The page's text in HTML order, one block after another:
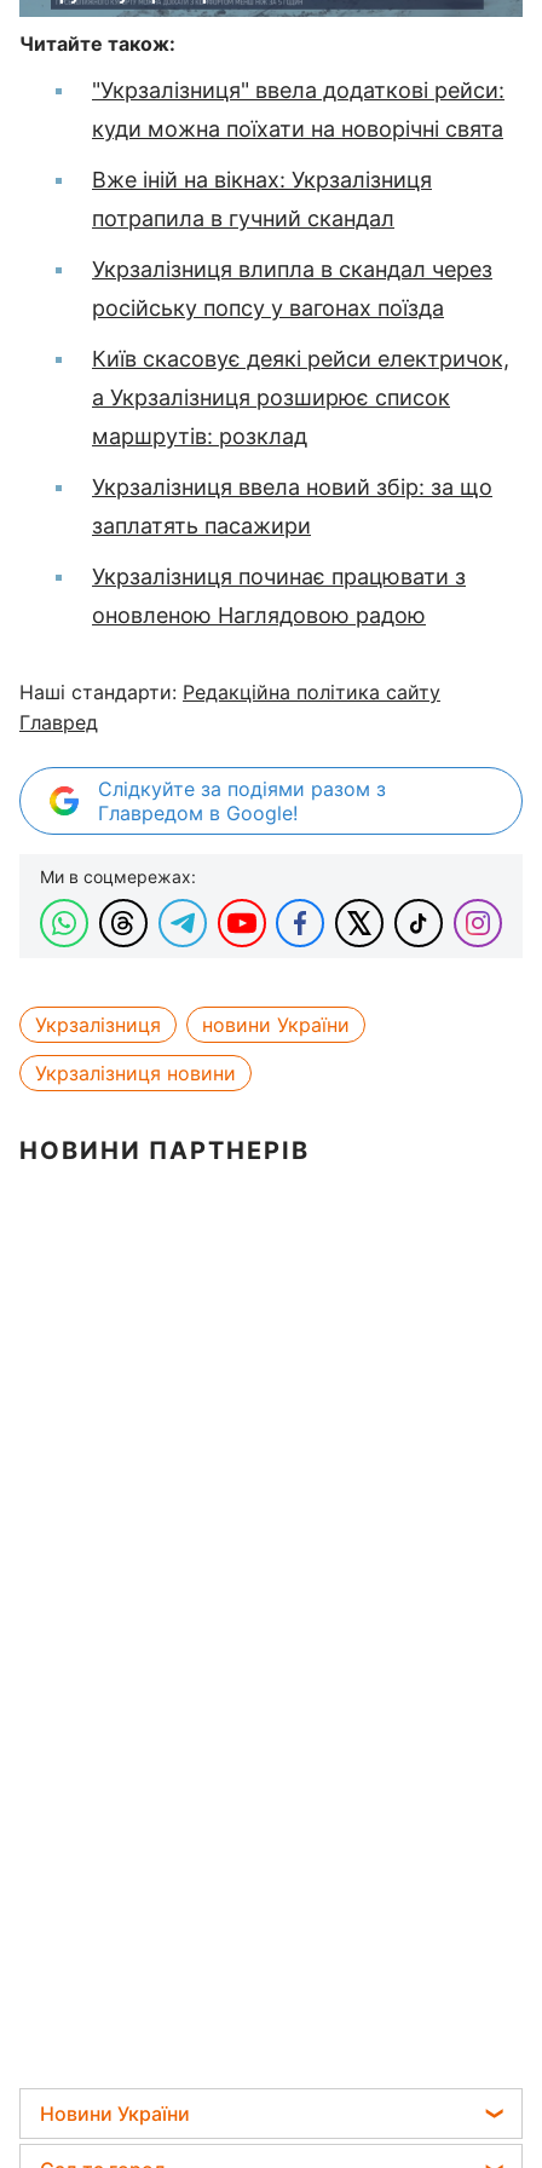
Читайте також:
"Укрзалізниця" ввела додаткові рейси:
куди можна поїхати на новорічні свята
Вже іній на вікнах: Укрзалізниця
потрапила в гучний скандал
Укрзалізниця влипла в скандал через
російську попсу у вагонах поїзда
Київ скасовує деякі рейси електричок,
а Укрзалізниця розширює список
маршрутів: розклад
Укрзалізниця ввела новий збір: за що
заплатять пасажири
Укрзалізниця починає працювати з
оновленою Наглядовою радою
Наші стандарти: Редакційна політика сайту
Главред
Слідкуйте за подіями разом з
Главредом в Google!
Ми в соцмережах:
Укрзалізниця
новини України
Укрзалізниця новини
НОВИНИ ПАРТНЕРІВ
Новини України
Телеграм новини України